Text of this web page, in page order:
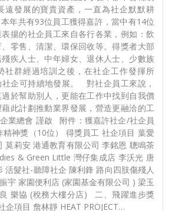
遠發展的寶貴資產，一直為社企默默耕
年共有93位員工獲得嘉許，當中有14位
揚的社企員工來自各行各業，例如：飲
零售、清潔、環保回收等。得獎者大部
疾人士、中年婦女、退休人士、少數族
社群經過培訓之後，在社企工作發揮所
企可持續地發展。 對社企員工來說，
於幫助別人，更能在工作中找到自我價
此計劃推動業界發展，營造更融洽的工
業總會 謹啟 附件：獲嘉許社企/社企員
精神獎（10位） 得獎員工 社企項目 葉愛
莫莉安 港通教育有限公司 李銘恩 聰鳴茶
& Green Little 灣仔集成店 李沃光 唐
活髮社-聽障社企 陳利鋒 路向四肢傷殘人
宇 家園便利店 (家園基金有限公司 ) 梁玉
樂協 (稅務大樓分店) 二、飛躍進步獎
企項目 詹林靜 HEAT PROJECT…